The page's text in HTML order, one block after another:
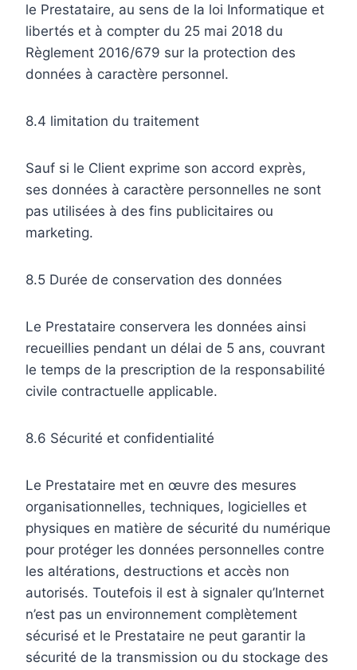
le Prestataire, au sens de la loi Informatique et
libertés et à compter du 25 mai 2018 du
Règlement 2016/679 sur la protection des
données à caractère personnel.
8.4 limitation du traitement
Sauf si le Client exprime son accord exprès,
ses données à caractère personnelles ne sont
pas utilisées à des fins publicitaires ou
marketing.
8.5 Durée de conservation des données
Le Prestataire conservera les données ainsi
recueillies pendant un délai de 5 ans, couvrant
le temps de la prescription de la responsabilité
civile contractuelle applicable.
8.6 Sécurité et confidentialité
Le Prestataire met en œuvre des mesures
organisationnelles, techniques, logicielles et
physiques en matière de sécurité du numérique
pour protéger les données personnelles contre
les altérations, destructions et accès non
autorisés. Toutefois il est à signaler qu’Internet
n’est pas un environnement complètement
sécurisé et le Prestataire ne peut garantir la
sécurité de la transmission ou du stockage des